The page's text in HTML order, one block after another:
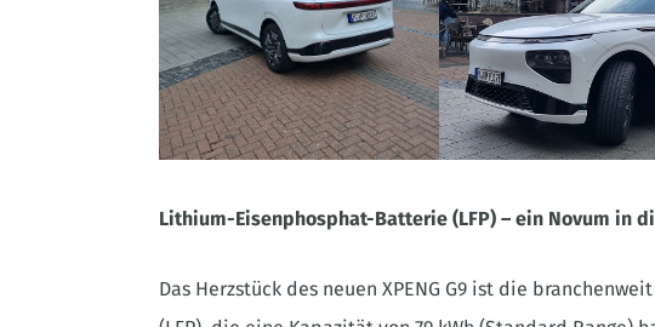
Lithium-Eisenphosphat-Batterie (LFP) – ein Novum in
Das Herzstück des neuen XPENG G9 ist die